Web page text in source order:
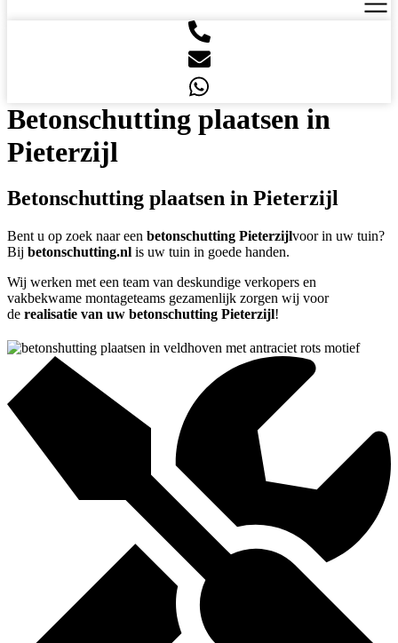
Betonschutting plaatsen in
Pieterzijl
Betonschutting plaatsen in Pieterzijl
Bent u op zoek naar een betonschutting Pieterzijlvoor in uw tuin?
Bij betonschutting.nl is uw tuin in goede handen.
Wij werken met een team van deskundige verkopers en
vakbekwame montageteams gezamenlijk zorgen wij voor
de realisatie van uw betonschutting Pieterzijl!